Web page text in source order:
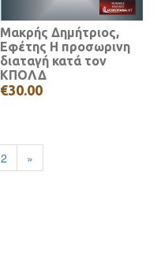
Μακρής Δημήτριος,
Εφέτης Η προσωρινη
διαταγή κατά τον
ΚΠΟΛΔ
€30.00
2 »